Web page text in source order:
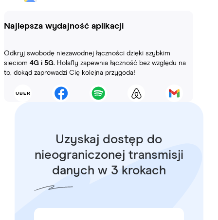
Najlepsza wydajność aplikacji
Odkryj swobodę niezawodnej łączności dzięki szybkim
sieciom 4G i 5G. Holafly zapewnia łączność bez względu na
to, dokąd zaprowadzi Cię kolejna przygoda!
Uzyskaj dostęp do
nieograniczonej transmisji
danych w 3 krokach